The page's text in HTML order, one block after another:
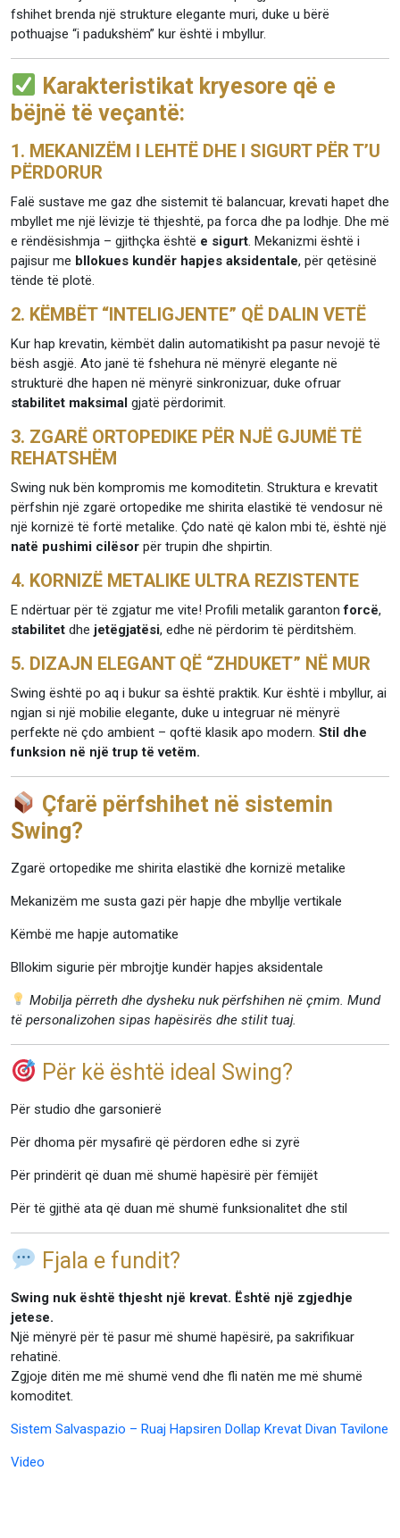
fshihet brenda një strukture elegante muri, duke u bërë
pothuajse “i padukshëm” kur është i mbyllur.
Karakteristikat kryesore që e
bëjnë të veçantë:
1. MEKANIZËM I LEHTË DHE I SIGURT PËR T’U
PËRDORUR
Falë sustave me gaz dhe sistemit të balancuar, krevati hapet dhe
mbyllet me një lëvizje të thjeshtë, pa forca dhe pa lodhje. Dhe më
e rëndësishmja – gjithçka është e sigurt. Mekanizmi është i
pajisur me bllokues kundër hapjes aksidentale, për qetësinë
tënde të plotë.
2. KËMBËT “INTELIGJENTE” QË DALIN VETË
Kur hap krevatin, këmbët dalin automatikisht pa pasur nevojë të
bësh asgjë. Ato janë të fshehura në mënyrë elegante në
strukturë dhe hapen në mënyrë sinkronizuar, duke ofruar
stabilitet maksimal gjatë përdorimit.
3. ZGARË ORTOPEDIKE PËR NJË GJUMË TË
REHATSHËM
Swing nuk bën kompromis me komoditetin. Struktura e krevatit
përfshin një zgarë ortopedike me shirita elastikë të vendosur në
një kornizë të fortë metalike. Çdo natë që kalon mbi të, është një
natë pushimi cilësor për trupin dhe shpirtin.
4. KORNIZË METALIKE ULTRA REZISTENTE
E ndërtuar për të zgjatur me vite! Profili metalik garantonforcë,
stabilitet dhe jetëgjatësi, edhe në përdorim të përditshëm.
5. DIZAJN ELEGANT QË “ZHDUKET” NË MUR
Swing është po aq i bukur sa është praktik. Kur është i mbyllur, ai
ngjan si një mobilie elegante, duke u integruar në mënyrë
perfekte në çdo ambient – qoftë klasik apo modern. Stil dhe
funksion në një trup të vetëm.
Çfarë përfshihet në sistemin
Swing?
Zgarë ortopedike me shirita elastikë dhe kornizë metalike
Mekanizëm me susta gazi për hapje dhe mbyllje vertikale
Këmbë me hapje automatike
Bllokim sigurie për mbrojtje kundër hapjes aksidentale
Mobilja përreth dhe dysheku nuk përfshihen në çmim. Mund
të personalizohen sipas hapësirës dhe stilit tuaj.
Për kë është ideal Swing?
Për studio dhe garsonierë
Për dhoma për mysafirë që përdoren edhe si zyrë
Për prindërit që duan më shumë hapësirë për fëmijët
Për të gjithë ata që duan më shumë funksionalitet dhe stil
Fjala e fundit?
Swing nuk është thjesht një krevat. Është një zgjedhje
jetese.
Një mënyrë për të pasur më shumë hapësirë, pa sakrifikuar
rehatinë.
Zgjoje ditën me më shumë vend dhe fli natën me më shumë
komoditet.
Sistem Salvaspazio – Ruaj Hapsiren Dollap Krevat Divan Tavilone
Video